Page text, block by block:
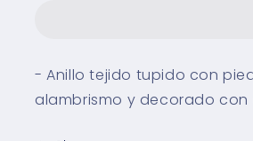
- Anillo tejido tupido con
alambrismo y decorado con